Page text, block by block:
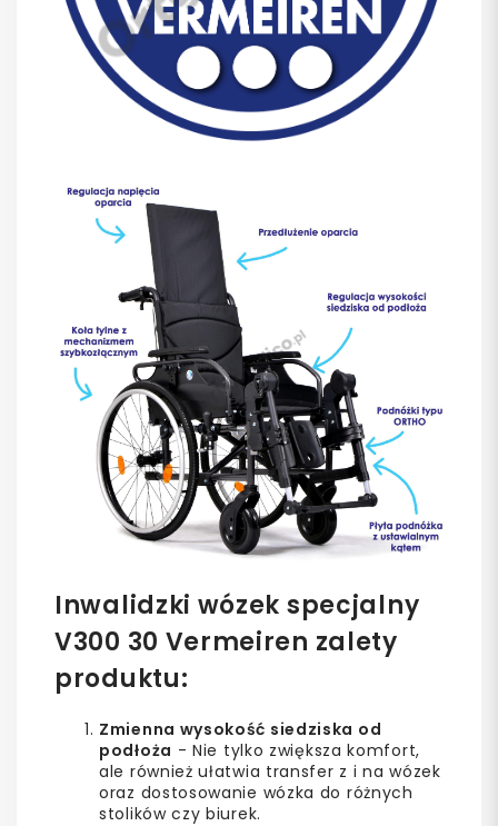
Inwalidzki wózek specjalny
V300 30 Vermeiren zalety
produktu:
Zmienna wysokość siedziska od
podłoża - Nie tylko zwiększa komfort,
ale również ułatwia transfer z i na wózek
oraz dostosowanie wózka do różnych
stolików czy biurek.